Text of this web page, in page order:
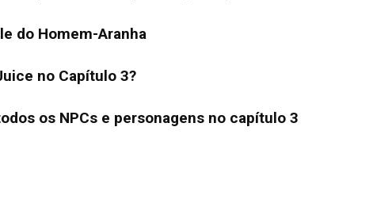
do Homem-Aranha
no Capítulo 3?
os NPCs e personagens no capítulo 3